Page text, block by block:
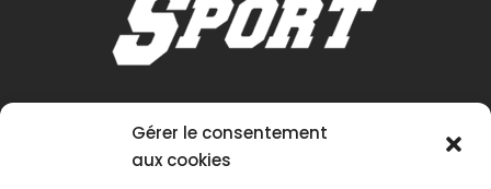
Gérer le consentement
aux cookies